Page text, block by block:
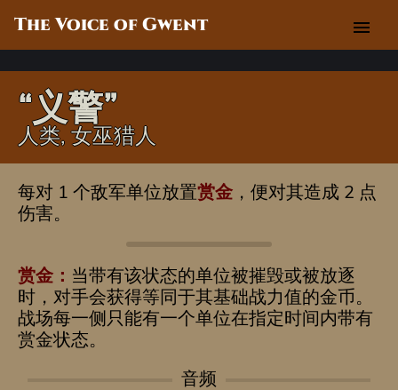
The Voice of Gwent menu
“义警”
人类, 女巫猎人
每对 1 个敌军单位放置赏金 ，便对其造成 2 点
伤害。
赏金： 当带有该状态的单位被摧毁或被放逐
时，对手会获得等同于其基础战力值的金币。
战场每一侧只能有一个单位在指定时间内带有
赏金状态。
音频